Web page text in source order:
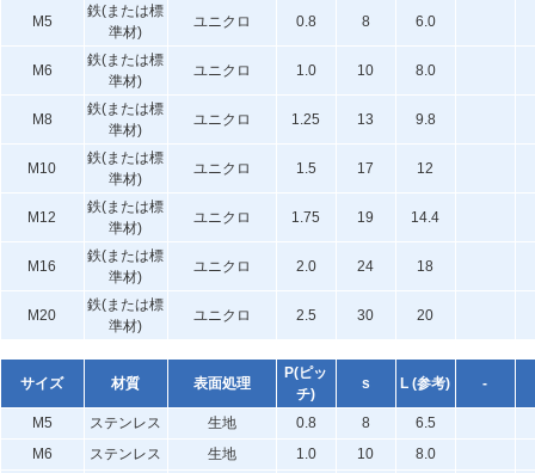
M5
鉄(または標
準材)
ユニクロ 0.8 8 6.0
M6
鉄(または標
準材)
ユニクロ 1.0 10 8.0
M8
鉄(または標
準材)
ユニクロ 1.25 13 9.8
M10
鉄(または標
準材)
ユニクロ 1.5 17 12
M12
鉄(または標
準材)
ユニクロ 1.75 19 14.4
M16
鉄(または標
準材)
ユニクロ 2.0 24 18
M20
鉄(または標
準材)
ユニクロ 2.5 30 20
サイズ 材質 表面処理
P(ピッ
チ)
s L (参考) -
M5 ステンレス 生地 0.8 8
6.5
M6
ステンレス 生地 1.0 10
8.0